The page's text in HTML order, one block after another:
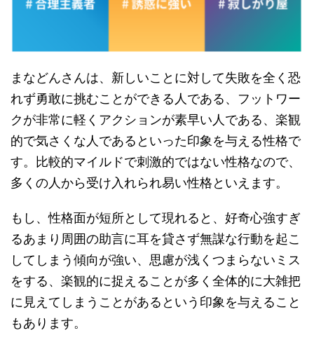
まなどんさんは、新しいことに対して失敗を全く恐
れず勇敢に挑むことができる人である、フットワー
クが非常に軽くアクションが素早い人である、楽観
的で気さくな人であるといった印象を与える性格で
す。比較的マイルドで刺激的ではない性格なので、
多くの人から受け入れられ易い性格といえます。
もし、性格面が短所として現れると、好奇心強すぎ
るあまり周囲の助言に耳を貸さず無謀な行動を起こ
してしまう傾向が強い、思慮が浅くつまらないミス
をする、楽観的に捉えることが多く全体的に大雑把
に見えてしまうことがあるという印象を与えること
もあります。